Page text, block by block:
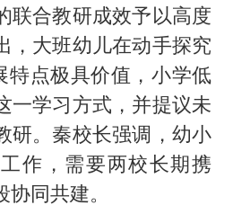
联合教研成效予以高度
，大班幼儿在动手探究
特点极具价值，小学低
一学习方式，并提议未
研。秦校长强调，幼小
作，需要两校长期携
同共建。